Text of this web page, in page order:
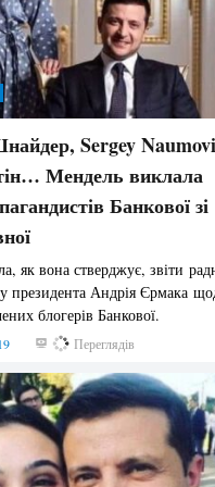
Sergey
Мендель виклала
Банкової зі
як вона стверджує, звіти
президента Андрія Єрмака
блогерів Банкової.
249 Переглядів